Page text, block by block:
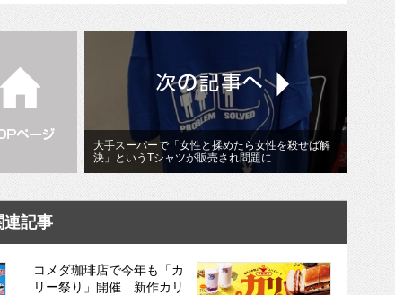
大手スーパーで「女性と揉めたら女性を殺せば解
決」というTシャツが販売され問題に
連記事
コメダ珈琲店で今年も「カ
リー祭り」開催 新作カリ